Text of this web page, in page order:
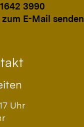
3990
E-Mail senden
Uhr